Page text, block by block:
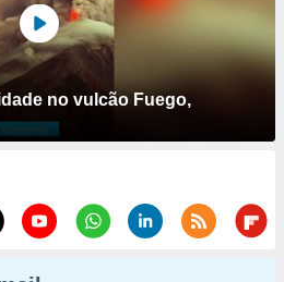
no vulcão Fuego,